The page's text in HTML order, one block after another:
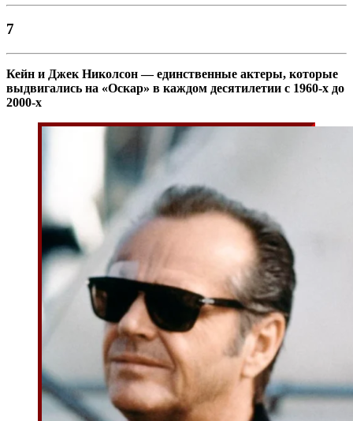
7
Кейн и Джек Николсон — единственные актеры, которые
выдвигались на «Оскар» в каждом десятилетии с 1960-х до
2000-х